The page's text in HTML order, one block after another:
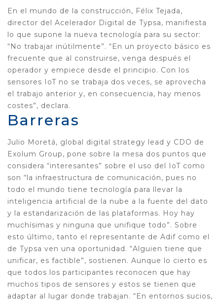
En el mundo de la construcción, Félix Tejada,
director del Acelerador Digital de Typsa, manifiesta
lo que supone la nueva tecnología para su sector:
“No trabajar inútilmente”. “En un proyecto básico es
frecuente que al construirse, venga después el
operador y empiece desde el principio. Con los
sensores IoT no se trabaja dos veces, se aprovecha
el trabajo anterior y, en consecuencia, hay menos
costes”, declara.
Barreras
Julio Moretá, global digital strategy lead y CDO de
Exolum Group, pone sobre la mesa dos puntos que
considera “interesantes” sobre el uso del IoT como
son “la infraestructura de comunicación, pues no
todo el mundo tiene tecnología para llevar la
inteligencia artificial de la nube a la fuente del dato
y la estandarización de las plataformas. Hoy hay
muchísimas y ninguna que unifique todo”. Sobre
esto último, tanto el representante de Adif como el
de Typsa ven una oportunidad. “Alguien tiene que
unificar, es factible”, sostienen. Aunque lo cierto es
que todos los participantes reconocen que hay
muchos tipos de sensores y estos se tienen que
adaptar al lugar donde trabajan. “En entornos sucios,